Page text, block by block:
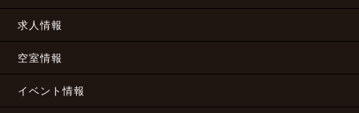
求人情報
空室情報
イベント情報